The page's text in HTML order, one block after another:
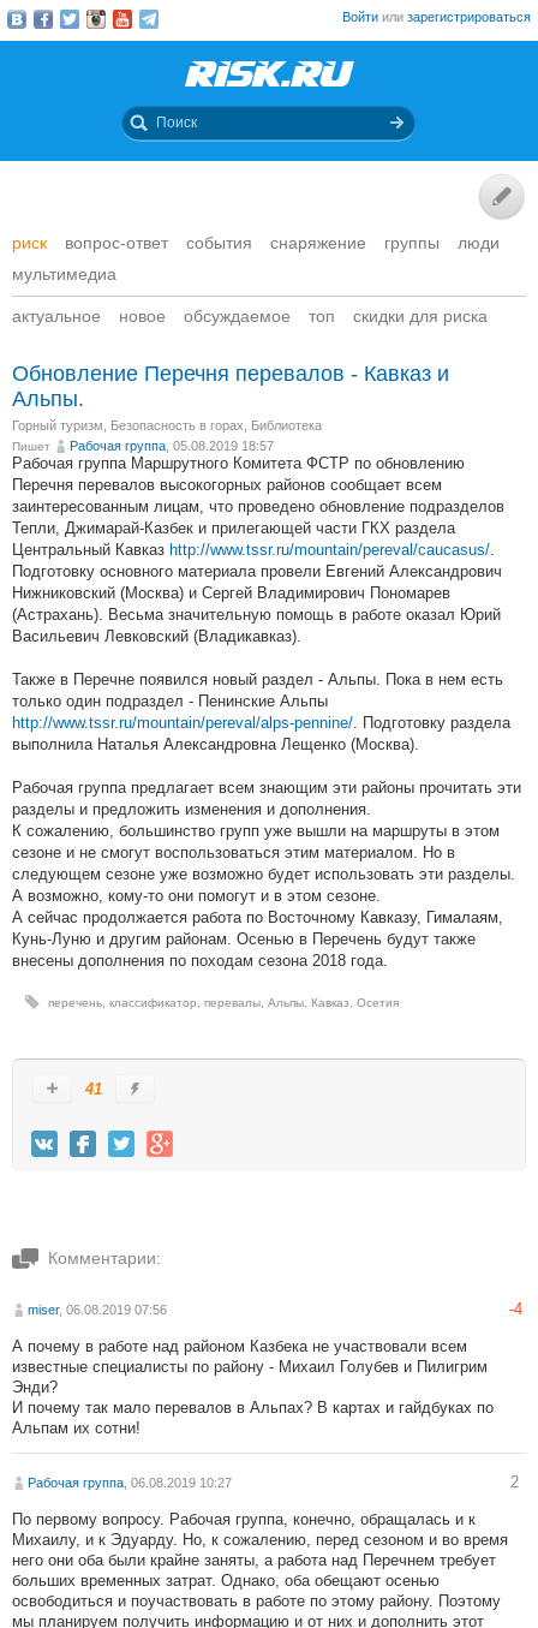
Войти или зарегистрироваться
риск вопрос-ответ события снаряжение группы
люди
мультимедиа
актуальное новое обсуждаемое топ скидки для риска
Обновление Перечня перевалов - Кавказ и
Альпы.
Горный туризм Безопасность в горах Библиотека
Пишет Рабочая группа , 05.08.2019 18:57
Рабочая группа Маршрутного Комитета ФСТР по обновлению
Перечня перевалов высокогорных районов сообщает всем
заинтересованным лицам, что проведено обновление подразделов
Тепли, Джимарай-Казбек и прилегающей части ГКХ раздела
Центральный Кавказ http://www.tssr.ru/mountain/pereval/caucasus/.
Подготовку основного материала провели Евгений Александрович
Нижниковский (Москва) и Сергей Владимирович Пономарев
(Астрахань). Весьма значительную помощь в работе оказал Юрий
Васильевич Левковский (Владикавказ).
Также в Перечне появился новый раздел - Альпы. Пока в нем есть
только один подраздел - Пенинские Альпы
http://www.tssr.ru/mountain/pereval/alps-pennine/. Подготовку раздела
выполнила Наталья Александровна Лещенко (Москва).
Рабочая группа предлагает всем знающим эти районы прочитать эти
разделы и предложить изменения и дополнения.
К сожалению, большинство групп уже вышли на маршруты в этом
сезоне и не смогут воспользоваться этим материалом. Но в
следующем сезоне уже возможно будет использовать эти разделы.
А возможно, кому-то они помогут и в этом сезоне.
А сейчас продолжается работа по Восточному Кавказу, Гималаям,
Кунь-Луню и другим районам. Осенью в Перечень будут также
внесены дополнения по походам сезона 2018 года.
перечень классификатор перевалы Альпы Кавказ Осетия
41
Комментарии:
miser, 06.08.2019 07:56 -4
А почему в работе над районом Казбека не участвовали всем
известные специалисты по району - Михаил Голубев и Пилигрим
Энди?
И почему так мало перевалов в Альпах? В картах и гайдбуках по
Альпам их сотни!
Рабочая группа , 06.08.2019 10:27 2
По первому вопросу. Рабочая группа, конечно, обращалась и к
Михаилу, и к Эдуарду. Но, к сожалению, перед сезоном и во время
него они оба были крайне заняты, а работа над Перечнем требует
больших временных затрат. Однако, оба обещают осенью
освободиться и поучаствовать в работе по этому району. Поэтому
мы планируем получить информацию и от них и дополнить этот